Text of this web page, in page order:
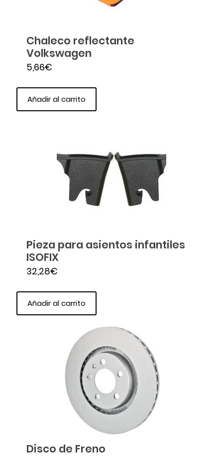
Chaleco reflectante
Volkswagen
5,66€
Añadir al carrito
Pieza para asientos infantiles
ISOFIX
32,28€
Añadir al carrito
Disco de Freno